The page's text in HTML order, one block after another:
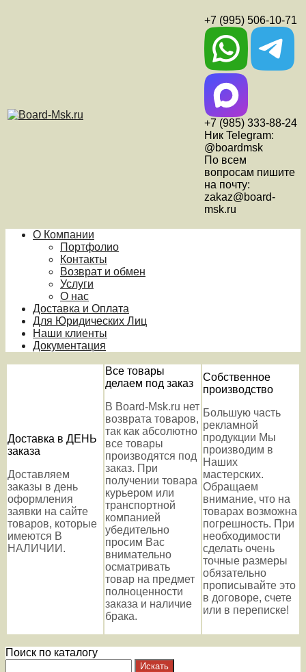
+7 (995) 506-10-71
+7 (985) 333-88-24
Ник Telegram:
@boardmsk
По всем
вопросам пишите
на почту:
zakaz@board-
msk.ru
О Компании
Портфолио
Контакты
Возврат и обмен
Услуги
О нас
Доставка и Оплата
Для Юридических Лиц
Наши клиенты
Документация
Доставка в ДЕНЬ
заказа
Доставляем
заказы в день
оформления
заявки на сайте
товаров, которые
имеются В
НАЛИЧИИ.
Все товары
делаем под заказ
В Board-Msk.ru нет
возврата товаров,
так как абсолютно
все товары
производятся под
заказ. При
получении товара
курьером или
транспортной
компанией
убедительно
просим Вас
внимательно
осматривать
товар на предмет
полноценности
заказа и наличие
брака.
Собственное
производство
Большую часть
рекламной
продукции Мы
производим в
Наших
мастерских.
Обращаем
внимание, что на
товарах возможна
погрешность. При
необходимости
сделать очень
точные размеры
обязательно
прописывайте это
в договоре, счете
или в переписке!
Поиск по каталогу